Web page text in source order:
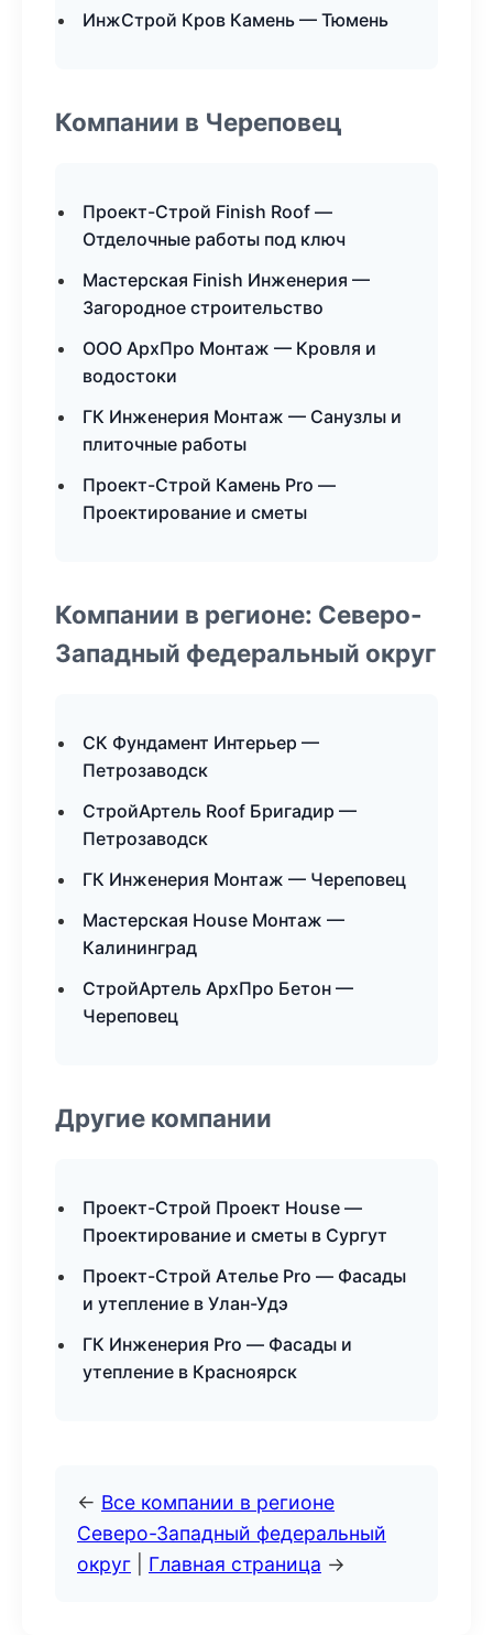
ИнжСтрой Кров Камень — Тюмень
Компании в Череповец
Проект-Строй Finish Roof —
Отделочные работы под ключ
Мастерская Finish Инженерия —
Загородное строительство
ООО АрхПро Монтаж — Кровля и
водостоки
ГК Инженерия Монтаж — Санузлы и
плиточные работы
Проект-Строй Камень Pro —
Проектирование и сметы
Компании в регионе: Северо-
Западный федеральный округ
СК Фундамент Интерьер —
Петрозаводск
СтройАртель Roof Бригадир —
Петрозаводск
ГК Инженерия Монтаж — Череповец
Мастерская House Монтаж —
Калининград
СтройАртель АрхПро Бетон —
Череповец
Другие компании
Проект-Строй Проект House —
Проектирование и сметы в Сургут
Проект-Строй Ателье Pro — Фасады
и утепление в Улан-Удэ
ГК Инженерия Pro — Фасады и
утепление в Красноярск
← Все компании в регионе
Северо-Западный федеральный
округ
Главная страница →